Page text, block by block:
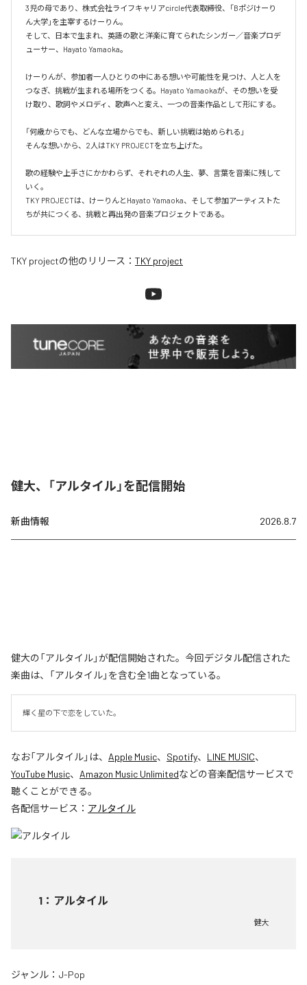
3児の母であり、株式会社ライフキャリアcircle代表取締役、「Bポジけーり
ん大学」を主宰するけーりん。
そして、日本で生まれ、英語の歌と洋楽に育てられたシンガー／音楽プロデ
ューサー、Hayato Yamaoka。
けーりんが、参加者一人ひとりの中にある想いや可能性を見つけ、人と人を
つなぎ、挑戦が生まれる場所をつくる。Hayato Yamaokaが、その想いを受
け取り、歌詞やメロディ、歌声へと変え、一つの音楽作品として形にする。
「何歳からでも、どんな立場からでも、新しい挑戦は始められる」
そんな想いから、2人はTKY PROJECTを立ち上げた。
歌の経験や上手さにかかわらず、それぞれの人生、夢、言葉を音楽に残して
いく。
TKY PROJECTは、けーりんとHayato Yamaoka、そして参加アーティストた
ちが共につくる、挑戦と再出発の音楽プロジェクトである。
TKY projectの他のリリース： TKY project
健大、「アルタイル」を配信開始
新曲情報 2026.8.7
健大の「アルタイル」が配信開始された。今回デジタル配信された
楽曲は、「アルタイル」を含む全1曲となっている。
輝く星の下で恋をしていた。
なお「アルタイル」は、 Apple Music、 Spotify、 LINE MUSIC、
YouTube Music、 Amazon Music Unlimitedなどの音楽配信サービスで
聴くことができる。
各配信サービス： アルタイル
1 ： アルタイル
健大
ジャンル： J-Pop